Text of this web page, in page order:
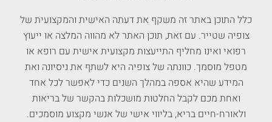
כלל התוכן באתר זה משקף את דעתה האישית והמקצועית של
צופיה שטייר. עם זאת, תוכן האתר לא מהווה המלצה או ייעוץ
רפואי ואינו מחליף התייעצות מקצועית אישית עם רופא או
מטפל מוסמך. כוונתה של צופיה היא לשתף את ניסיונה ואת
המידע שהיא אספה במהלך השנים כדי לאפשר לכל אחד
ואחת מכם לקבל החלטות מושכלות בהקשר של בריאות
ולאורח-חיים בריא, בליווי אישי של אנשי מקצוע מוסמכים.